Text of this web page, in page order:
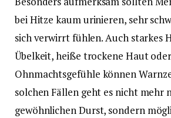
bei Hitze kaum urinieren, sehr
sich verwirrt fühlen. Auch starkes
Übelkeit, heiße trockene Haut oder
Ohnmachtsgefühle können
solchen Fällen geht es nicht mehr
gewöhnlichen Durst, sondern